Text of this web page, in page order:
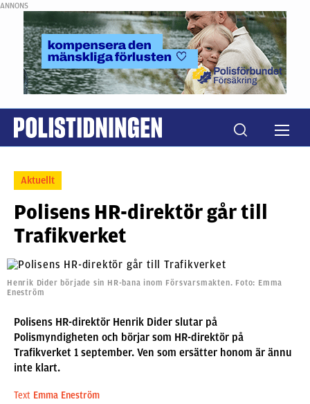
ANNONS
Aktuellt
Polisens HR-direktör går till
Trafikverket
Henrik Dider började sin HR-bana inom Försvarsmakten. Foto: Emma
Eneström
Polisens HR-direktör Henrik Dider slutar på
Polismyndigheten och börjar som HR-direktör på
Trafikverket 1 september. Ven som ersätter honom är ännu
inte klart.
Text Emma Eneström